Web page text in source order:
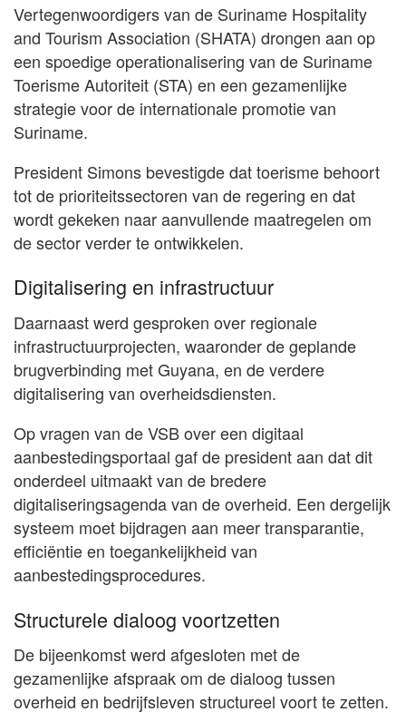
Vertegenwoordigers van de Suriname Hospitality
and Tourism Association (SHATA) drongen aan op
een spoedige operationalisering van de Suriname
Toerisme Autoriteit (STA) en een gezamenlijke
strategie voor de internationale promotie van
Suriname.
President Simons bevestigde dat toerisme behoort
tot de prioriteitssectoren van de regering en dat
wordt gekeken naar aanvullende maatregelen om
de sector verder te ontwikkelen.
Digitalisering en infrastructuur
Daarnaast werd gesproken over regionale
infrastructuurprojecten, waaronder de geplande
brugverbinding met Guyana, en de verdere
digitalisering van overheidsdiensten.
Op vragen van de VSB over een digitaal
aanbestedingsportaal gaf de president aan dat dit
onderdeel uitmaakt van de bredere
digitaliseringsagenda van de overheid. Een dergelijk
systeem moet bijdragen aan meer transparantie,
efficiëntie en toegankelijkheid van
aanbestedingsprocedures.
Structurele dialoog voortzetten
De bijeenkomst werd afgesloten met de
gezamenlijke afspraak om de dialoog tussen
overheid en bedrijfsleven structureel voort te zetten.